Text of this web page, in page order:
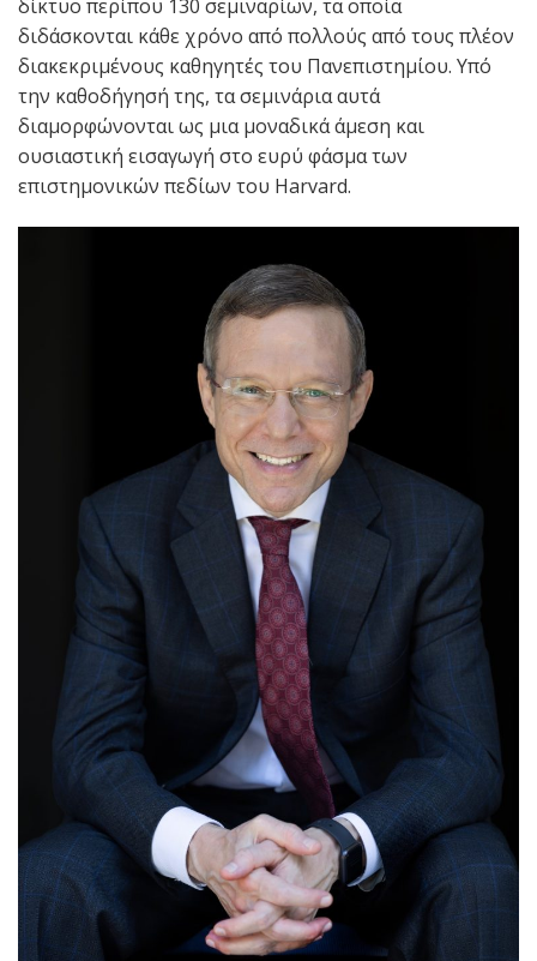
δίκτυο περίπου 130 σεμιναρίων, τα οποία
διδάσκονται κάθε χρόνο από πολλούς από τους πλέον
διακεκριμένους καθηγητές του Πανεπιστημίου. Υπό
την καθοδήγησή της, τα σεμινάρια αυτά
διαμορφώνονται ως μια μοναδικά άμεση και
ουσιαστική εισαγωγή στο ευρύ φάσμα των
επιστημονικών πεδίων του Harvard.